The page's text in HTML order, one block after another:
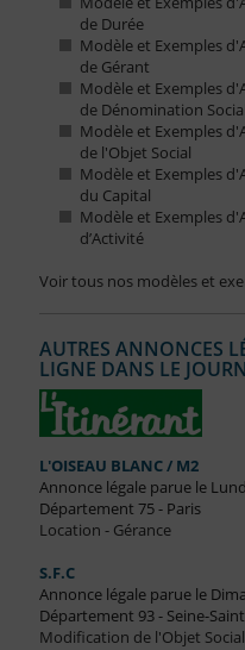
de Durée
Modèle et Exemples
de Gérant
Modèle et Exemples
de Dénomination
Modèle et Exemples
de l'Objet Social
Modèle et Exemples
du Capital
Modèle et Exemples
d’Activité
Voir tous nos modèles et
AUTRES ANNONCES
LIGNE DANS LE
L'OISEAU BLANC / M2
Annonce légale parue le
Département 75 - Paris
Location - Gérance
S.F.C
Annonce légale parue le
Département 93 - Seine-
Modification de l'Objet Social